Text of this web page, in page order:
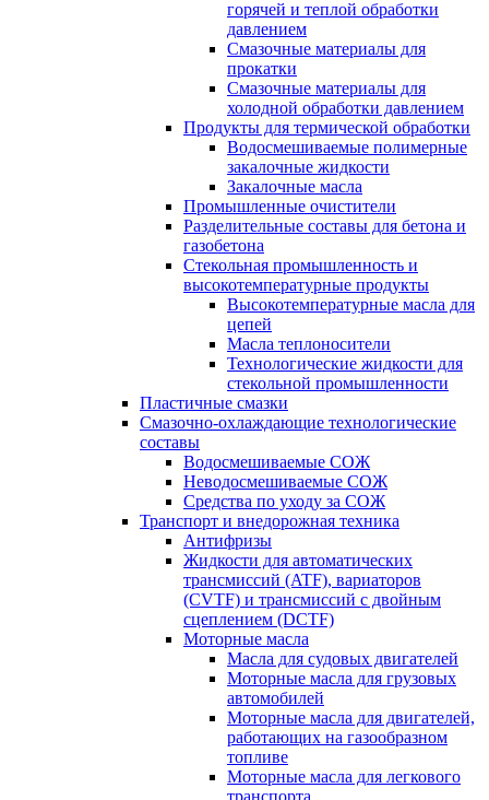
горячей и теплой обработки
давлением
Смазочные материалы для
прокатки
Смазочные материалы для
холодной обработки давлением
Продукты для термической обработки
Водосмешиваемые полимерные
закалочные жидкости
Закалочные масла
Промышленные очистители
Разделительные составы для бетона и
газобетона
Стекольная промышленность и
высокотемпературные продукты
Высокотемпературные масла для
цепей
Масла теплоносители
Технологические жидкости для
стекольной промышленности
Пластичные смазки
Смазочно-охлаждающие технологические
составы
Водосмешиваемые СОЖ
Неводосмешиваемые СОЖ
Средства по уходу за СОЖ
Транспорт и внедорожная техника
Антифризы
Жидкости для автоматических
трансмиссий (ATF), вариаторов
(CVTF) и трансмиссий с двойным
сцеплением (DCTF)
Моторные масла
Масла для судовых двигателей
Моторные масла для грузовых
автомобилей
Моторные масла для двигателей,
работающих на газообразном
топливе
Моторные масла для легкового
транспорта